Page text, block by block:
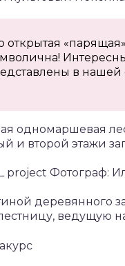
открытая
в нашей
одномаршевая
и второй этажи
project Фотограф:
деревянного
ведущую